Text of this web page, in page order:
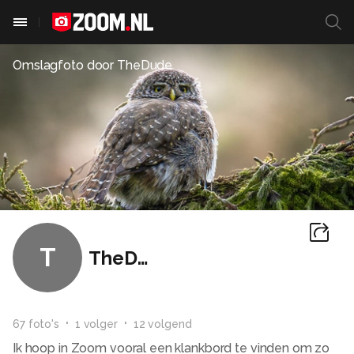
Omslagfoto door TheDude
T TheDude
67foto's 1 volger 12 volgend
Ik hoop in Zoom vooral een klankbord te vinden om zo